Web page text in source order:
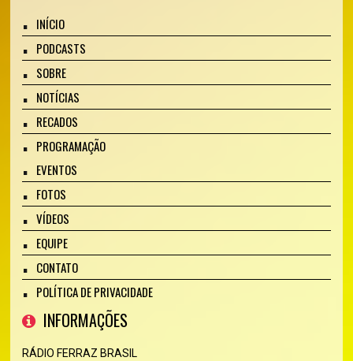
INÍCIO
PODCASTS
SOBRE
NOTÍCIAS
RECADOS
PROGRAMAÇÃO
EVENTOS
FOTOS
VÍDEOS
EQUIPE
CONTATO
POLÍTICA DE PRIVACIDADE
INFORMAÇÕES
RÁDIO FERRAZ BRASIL